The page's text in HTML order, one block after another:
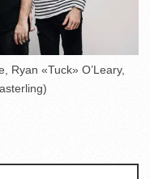
Ryan «Tuck» O’Leary,